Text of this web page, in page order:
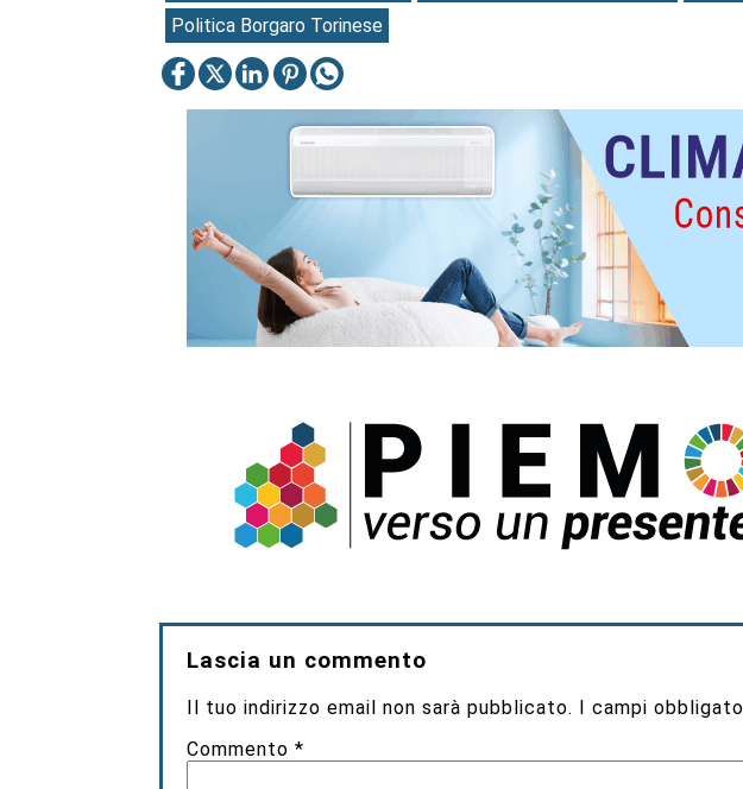
Politica Borgaro Torinese
Lascia un commento
Il tuo indirizzo email non sarà pubblicato. I campi
Commento*